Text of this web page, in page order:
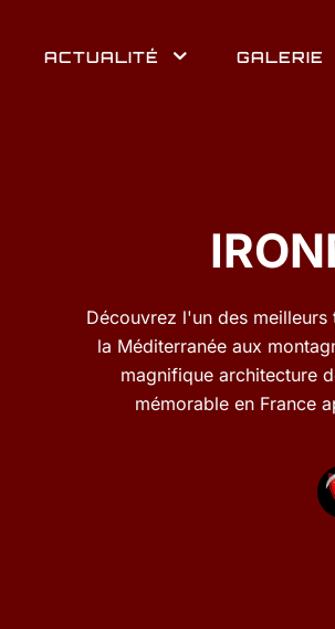
ACTUALITÉ GALERIE
Découvrez l'un des
la Méditerranée aux
magnifique architecture
mémorable en France